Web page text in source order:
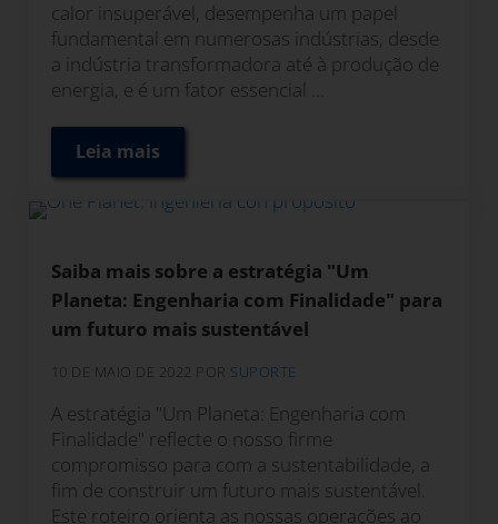
calor insuperável, desempenha um papel
fundamental em numerosas indústrias, desde
a indústria transformadora até à produção de
energia, e é um fator essencial ...
Leia maisEficiência energética em sistemas de
Saiba mais sobre a estratégia "Um
Planeta: Engenharia com Finalidade" para
um futuro mais sustentável
10 DE MAIO DE 2022 POR SUPORTE
A estratégia "Um Planeta: Engenharia com
Finalidade" reflecte o nosso firme
compromisso para com a sustentabilidade, a
fim de construir um futuro mais sustentável.
Este roteiro orienta as nossas operações ao